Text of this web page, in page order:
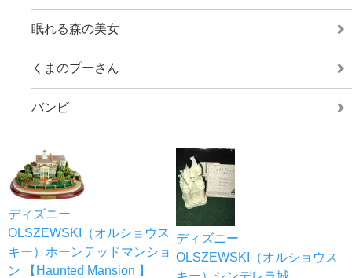
眠れる森の美女
くまのプーさん
バンビ
ディズニー
OLSZEWSKI（オルショウス
キー）ホーンテッドマンショ
ン 【Haunted Mansion 】
ディズニー
OLSZEWSKI（オルショウス